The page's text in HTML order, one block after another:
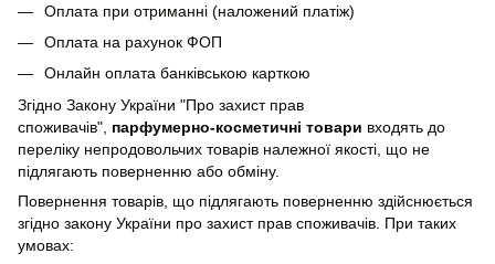
Оплата при отриманні (наложений платіж)
Оплата на рахунок ФОП
Онлайн оплата банківською карткою
Згідно Закону України "Про захист прав
споживачів", парфумерно-косметичні товари входять до
переліку непродовольчих товарів належної якості, що не
підлягають поверненню або обміну.
Повернення товарів, що підлягають поверненню здійснюється
згідно закону України про захист прав споживачів. При таких
умовах: